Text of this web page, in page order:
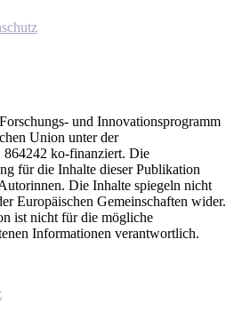
und Innovationsprogramm
Union unter der
ko-finanziert. Die
für die Inhalte dieser Publikation
Die Inhalte spiegeln nicht
Europäischen Gemeinschaften wider.
ist nicht für die mögliche
Informationen verantwortlich.